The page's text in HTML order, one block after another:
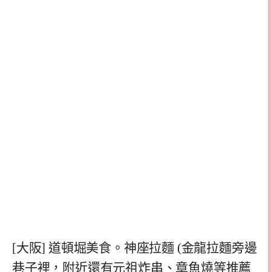
[大阪] 道頓堀美食。神座拉麵 (金龍拉麵旁邊
巷子裡，附近還有元祖炸串、章魚燒等推薦